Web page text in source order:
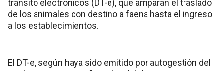
tránsito electrónicos (DT-e), que amparan el traslado
de los animales con destino a faena hasta el ingreso
a los establecimientos.
El DT-e, según haya sido emitido por autogestión del